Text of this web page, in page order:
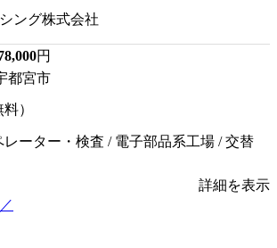
ング株式会社
円
都宮市
）
レーター・検査 / 電子部品系工場 / 交替
詳細を表示